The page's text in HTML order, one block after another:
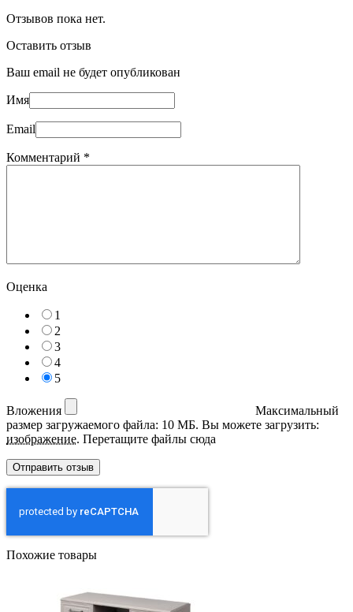
Отзывов пока нет.
Оставить отзыв
Ваш email не будет опубликован
Имя
Email
Комментарий *
Оценка
1
2
3
4
5
Вложения
Максимальный
размер загружаемого файла: 10 МБ. Вы можете загрузить:
изображение. Перетащите файлы сюда
Похожие товары